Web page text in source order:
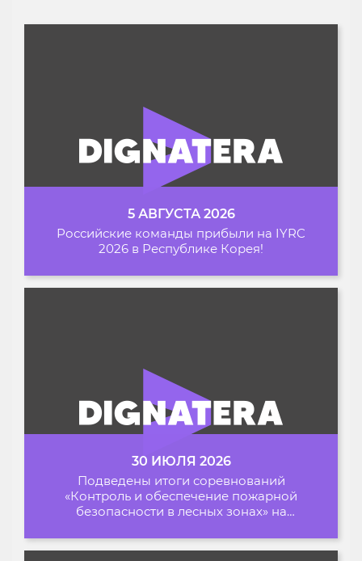
5 АВГУСТА 2026
Российские команды прибыли на IYRC
2026 в Республике Корея!
30 ИЮЛЯ 2026
Подведены итоги соревнований
«Контроль и обеспечение пожарной
безопасности в лесных зонах» на